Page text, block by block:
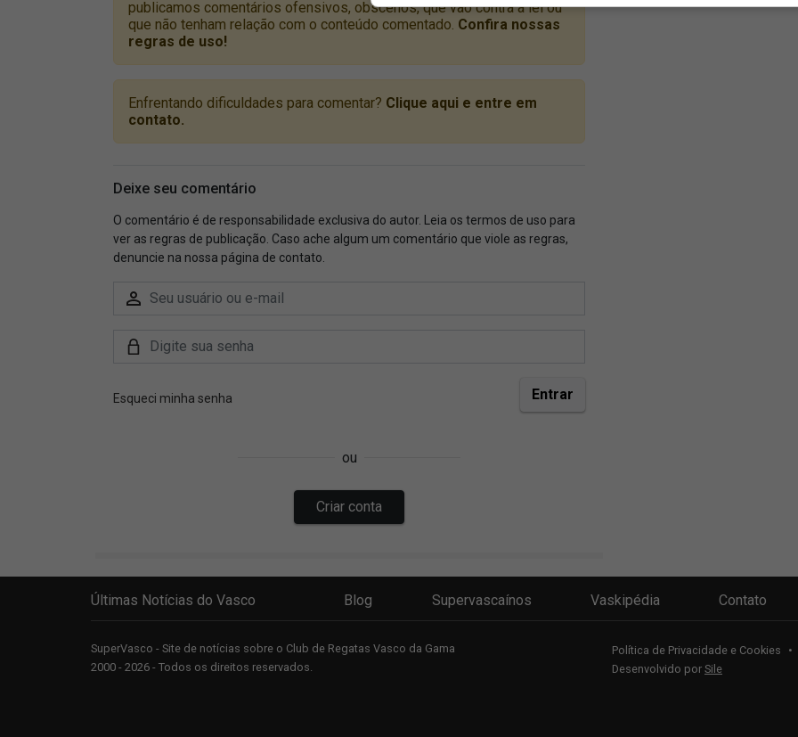
Últimas Notícias do Vasco Blog Supervascaínos Vaskipédia Contato
SuperVasco - Site de notícias sobre o Club de Regatas Vasco da Gama
2000 - 2026 - Todos os direitos reservados.
Política de Privacidade e Cookies •
Desenvolvido por Sile